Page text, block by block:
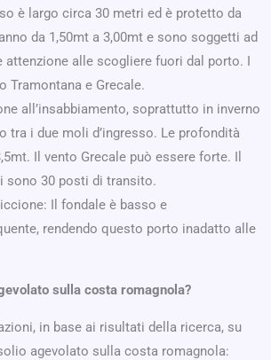
è largo circa 30 metri ed è protetto da
da 1,50mt a 3,00mt e sono soggetti ad
attenzione alle scogliere fuori dal porto. I
Tramontana e Grecale.
all’insabbiamento, soprattutto in inverno
tra i due moli d’ingresso. Le profondità
Il vento Grecale può essere forte. Il
sono 30 posti di transito.
Il fondale è basso e
rendendo questo porto inadatto alle
sulla costa romagnola?
in base ai risultati della ricerca, su
agevolato sulla costa romagnola: